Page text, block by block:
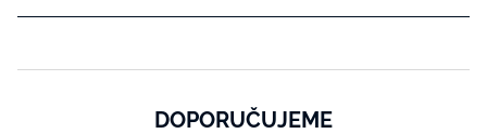
DOPORUČUJEME